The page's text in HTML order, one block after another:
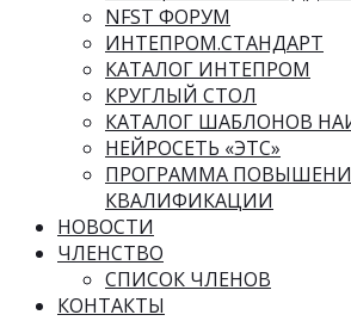
NFST ФОРУМ
ИНТЕПРОМ.СТАНДАРТ
КАТАЛОГ ИНТЕПРОМ
КРУГЛЫЙ СТОЛ
КАТАЛОГ ШАБЛОНОВ
НЕЙРОСЕТЬ «ЭТС»
ПРОГРАММА
КВАЛИФИКАЦИИ
НОВОСТИ
ЧЛЕНСТВО
СПИСОК ЧЛЕНОВ
КОНТАКТЫ